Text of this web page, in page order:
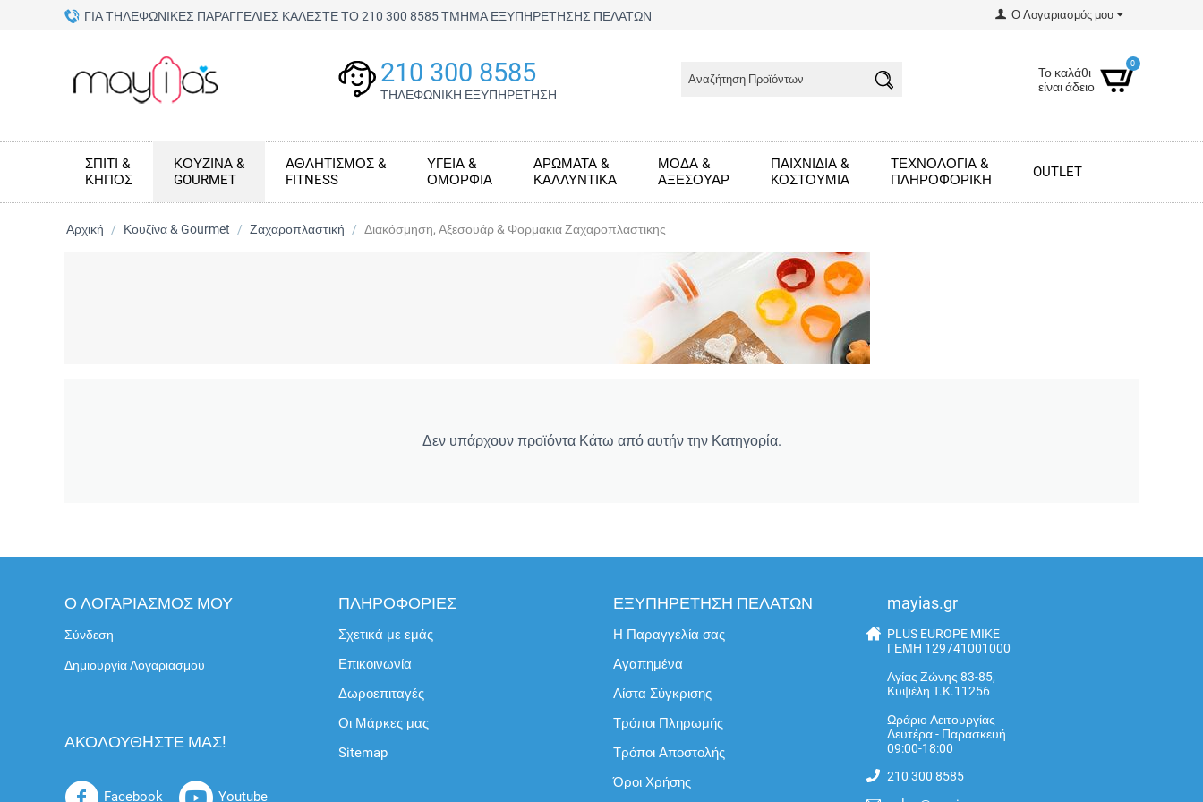
ΓΙΑ ΤΗΛΕΦΩΝΙΚΕΣ ΠΑΡΑΓΓΕΛΙΕΣ ΚΑΛΕΣΤΕ ΤΟ 210 300 8585 ΤΜΗΜΑ ΕΞΥΠΗΡΕΤΗΣΗΣ ΠΕΛΑΤΩΝ Ο Λογαριασμός μου
210 300 8585
ΤΗΛΕΦΩΝΙΚΗ ΕΞΥΠΗΡΕΤΗΣΗ
Το καλάθι
είναι άδειο
0
ΣΠΊΤΙ &
ΚΉΠΟΣ
ΚΟΥΖΊΝΑ &
GOURMET
ΑΘΛΗΤΙΣΜΌΣ &
FITNESS
ΥΓΕΊΑ &
ΟΜΟΡΦΙΆ
ΑΡΏΜΑΤΑ &
ΚΑΛΛΥΝΤΙΚΆ
ΜΌΔΑ &
ΑΞΕΣΟΥΆΡ
ΠΑΙΧΝΊΔΙΑ &
KΟΣΤΟΎΜΙΑ
ΤΕΧΝΟΛΟΓΊΑ &
ΠΛΗΡΟΦΟΡΙΚΉ
OUTLET
Αρχική / Κουζίνα & Gourmet / Ζαχαροπλαστική / Διακόσμηση, Αξεσουάρ & Φορμακια Ζαχαροπλαστικης
Δεν υπάρχουν προϊόντα Κάτω από αυτήν την Κατηγορία.
Ο ΛΟΓΑΡΙΑΣΜΟΣ ΜΟΥ
Σύνδεση
Δημιουργία Λογαριασμού
ΑΚΟΛΟΥΘHΣΤΕ ΜΑΣ!
Facebook Youtube
ΠΛΗΡΟΦΟΡΙΕΣ
Σχετικά με εμάς
Επικοινωνία
Δωροεπιταγές
Οι Μάρκες μας
Sitemap
ΕΞΥΠΗΡΕΤΗΣΗ ΠΕΛΑΤΩΝ
Η Παραγγελία σας
Αγαπημένα
Λίστα Σύγκρισης
Τρόποι Πληρωμής
Τρόποι Αποστολής
Όροι Χρήσης
mayias.gr
PLUS EUROPE MIKE
ΓΕΜΗ 129741001000
Αγίας Ζώνης 83-85,
Κυψέλη T.K.11256
Ωράριο Λειτουργίας
Δευτέρα - Παρασκευή
09:00-18:00
210 300 8585